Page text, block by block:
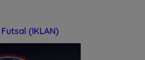
(IKLAN)